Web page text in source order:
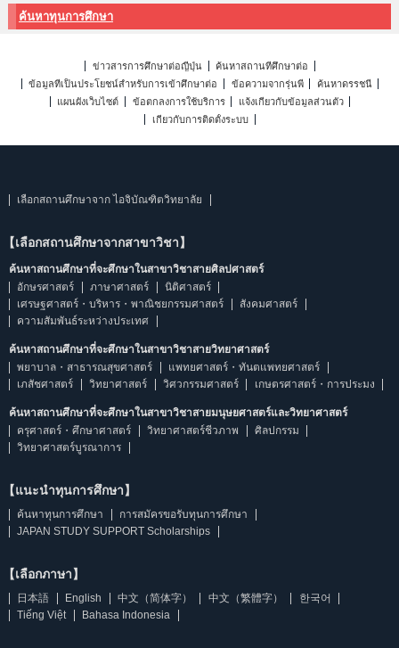
ค้นหาทุนการศึกษา
ข่าวสารการศึกษาต่อญี่ปุ่น
ค้นหาสถานที่ศึกษาต่อ
ข้อมูลที่เป็นประโยชน์สำหรับการเข้าศึกษาต่อ
ข้อความจากรุ่นพี่
ค้นหาดรรชนี
แผนผังเว็บไซต์
ข้อตกลงการใช้บริการ
แจ้งเกี่ยวกับข้อมูลส่วนตัว
เกี่ยวกับการติดตั้งระบบ
เลือกสถานศึกษาจาก ไอจิบัณฑิตวิทยาลัย
【เลือกสถานศึกษาจากสาขาวิชา】
ค้นหาสถานศึกษาที่จะศึกษาในสาขาวิชาสายศิลปศาสตร์
อักษรศาสตร์
ภาษาศาสตร์
นิติศาสตร์
เศรษฐศาสตร์・บริหาร・พาณิชยกรรมศาสตร์
สังคมศาสตร์
ความสัมพันธ์ระหว่างประเทศ
ค้นหาสถานศึกษาที่จะศึกษาในสาขาวิชาสายวิทยาศาสตร์
พยาบาล・สาธารณสุขศาสตร์
แพทยศาสตร์・ทันตแพทยศาสตร์
เภสัชศาสตร์
วิทยาศาสตร์ วิศวกรรมศาสตร์ เกษตรศาสตร์・การประมง
ค้นหาสถานศึกษาที่จะศึกษาในสาขาวิชาสายมนุษยศาสตร์และวิทยาศาสตร์
ครุศาสตร์・ศึกษาศาสตร์
วิทยาศาสตร์ชีวภาพ
ศิลปกรรม
วิทยาศาสตร์บูรณาการ
【แนะนำทุนการศึกษา】
ค้นหาทุนการศึกษา
การสมัครขอรับทุนการศึกษา
JAPAN STUDY SUPPORT Scholarships
【เลือกภาษา】
日本語 English 中文（简体字） 中文（繁體字）
한국어
Tiếng Việt
Bahasa Indonesia